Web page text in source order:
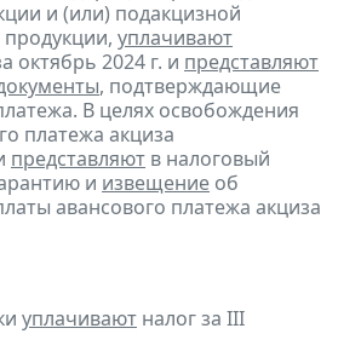
и (или) подакцизной
уплачивают
октябрь 2024 г. и представляют
, подтверждающие
В целях освобождения
платежа акциза
представляют в налоговый
и извещение об
авансового платежа акциза
уплачивают налог за III